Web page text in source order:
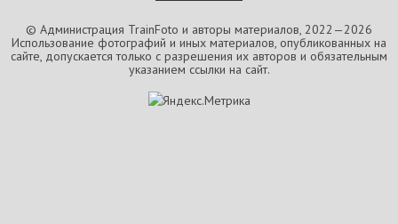
© Администрация TrainFoto и авторы материалов, 2022—2026
Использование фотографий и иных материалов, опубликованных на
сайте, допускается только с разрешения их авторов и обязательным
указанием ссылки на сайт.